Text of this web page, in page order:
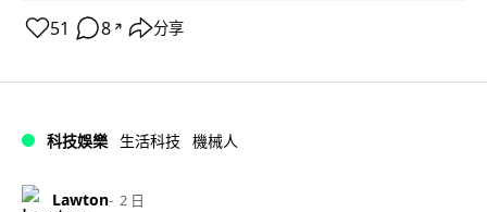
51 8 ↗ 分享
科技娛樂 生活科技 機械人
Lawton 2 日